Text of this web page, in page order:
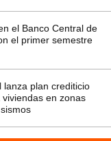
el Banco Central de
el primer semestre
lanza plan crediticio
en zonas